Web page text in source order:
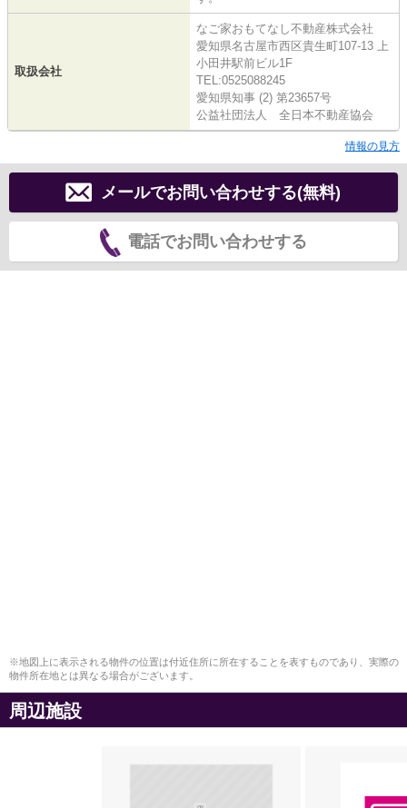
取扱会社
なご家おもてなし不動産株式会社
愛知県名古屋市西区貴生町107-13 上
小田井駅前ビル1F
TEL:0525088245
愛知県知事 (2) 第23657号
公益社団法人 全日本不動産協会
情報の見方
メールでお問い合わせする(無料)
電話でお問い合わせする
※地図上に表示される物件の位置は付近住所に所在することを表すものであり、実際の
物件所在地とは異なる場合がございます。
周辺施設